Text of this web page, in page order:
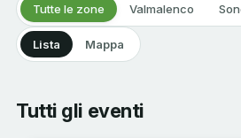
Tutte le zone Valmalenco
Lista Mappa
Tutti gli eventi